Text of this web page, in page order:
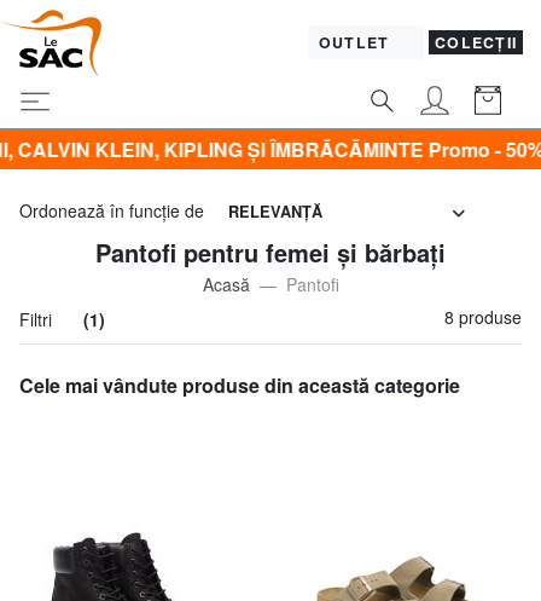
OUTLET COLECȚII
KIPLING ŞI ÎMBRĂCĂMINTE Promo - 50% | - 60% |
Ordonează în funcţie de RELEVANŢĂ
Pantofi pentru femei și bărbați
Acasă
Pantofi
Filtri
(1) 8 produse
Cele mai vândute produse din această categorie